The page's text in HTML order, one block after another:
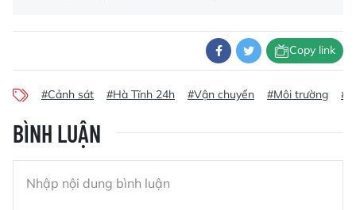
Copy link
#Cảnh sát #Hà Tĩnh 24h #Vận chuyển #Môi trường
BÌNH LUẬN